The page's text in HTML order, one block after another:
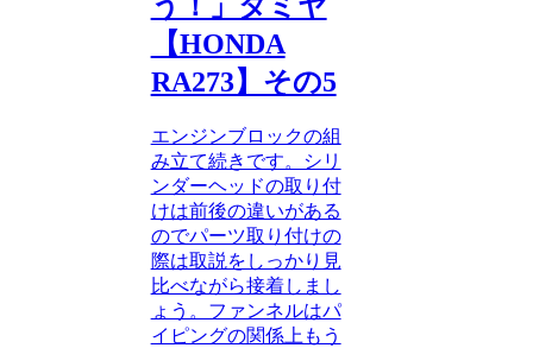
【HONDA
RA273】その5
エンジンブロックの組
み立て続きです。シリ
ンダーヘッドの取り付
けは前後の違いがある
のでパーツ取り付けの
際は取説をしっかり見
比べながら接着しまし
ょう。ファンネルはパ
イピングの関係上もう